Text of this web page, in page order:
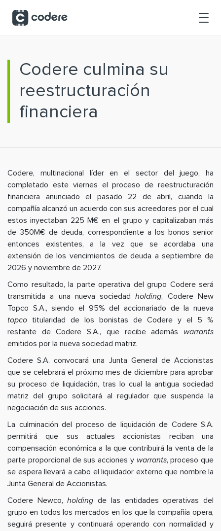
Codere culmina su
reestructuración
financiera
Codere, multinacional líder en el sector del juego, ha
completado este viernes el proceso de reestructuración
financiera anunciado el pasado 22 de abril, cuando la
compañía alcanzó un acuerdo con sus acreedores por el cual
estos inyectaban 225 M€ en el grupo y capitalizaban más
de 350M€ de deuda, correspondiente a los bonos senior
entonces existentes, a la vez que se acordaba una
extensión de los vencimientos de deuda a septiembre de
2026 y noviembre de 2027.
Como resultado, la parte operativa del grupo Codere será
transmitida a una nueva sociedadholding, Codere New
Topco S.A., siendo el 95% del accionariado de la nueva
topco titularidad de los bonistas de Codere y el 5 %
restante de Codere S.A., que recibe además warrants
emitidos por la nueva sociedad matriz.
Codere S.A. convocará una Junta General de Accionistas
que se celebrará el próximo mes de diciembre para aprobar
su proceso de liquidación, tras lo cual la antigua sociedad
matriz del grupo solicitará al regulador que suspenda la
negociación de sus acciones.
La culminación del proceso de liquidación de Codere S.A.
permitirá que sus actuales accionistas reciban una
compensación económica a la que contribuirá la venta de la
parte proporcional de sus acciones y warrants, proceso que
se espera llevará a cabo el liquidador externo que nombre la
Junta General de Accionistas.
Codere Newco,holding de las entidades operativas del
grupo en todos los mercados en los que la compañía opera,
seguirá presente y continuará operando con normalidad y